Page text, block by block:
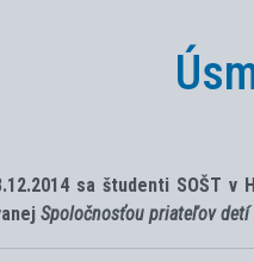
sa študenti SOŠT
Spoločnosťou priateľov detí